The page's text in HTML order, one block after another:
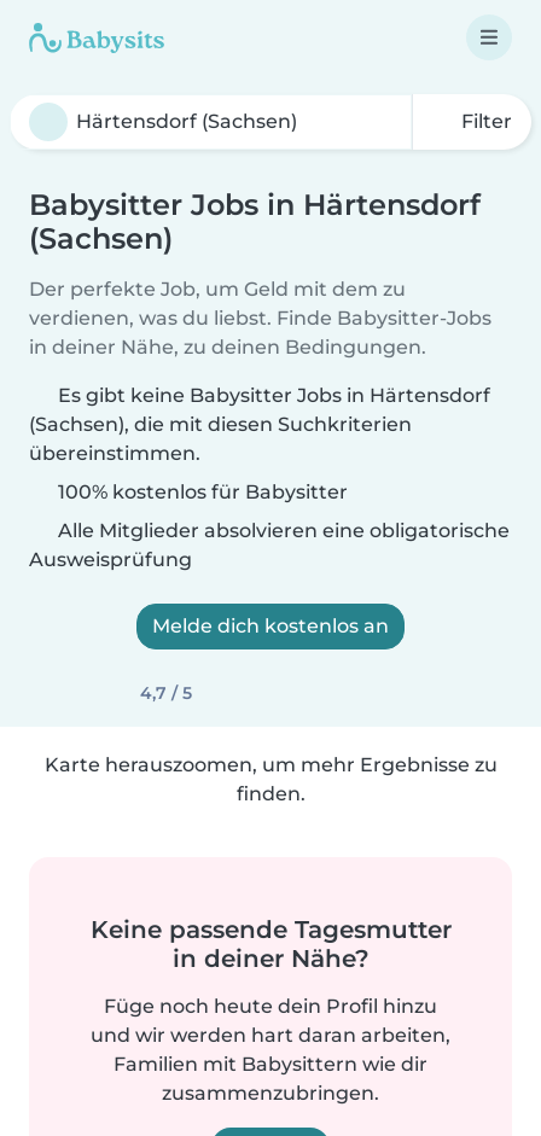
Filter
Babysitter Jobs in Härtensdorf
(Sachsen)
Der perfekte Job, um Geld mit dem zu
verdienen, was du liebst. Finde Babysitter-Jobs
in deiner Nähe, zu deinen Bedingungen.
Es gibt keine Babysitter Jobs in Härtensdorf
(Sachsen), die mit diesen Suchkriterien
übereinstimmen.
100% kostenlos für Babysitter
Alle Mitglieder absolvieren eine obligatorische
Ausweisprüfung
Melde dich kostenlos an
4,7 / 5
Karte herauszoomen, um mehr Ergebnisse zu
finden.
Keine passende Tagesmutter
in deiner Nähe?
Füge noch heute dein Profil hinzu
und wir werden hart daran arbeiten,
Familien mit Babysittern wie dir
zusammenzubringen.